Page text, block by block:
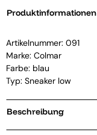
Produktinformationen
Artikelnummer: 091
Marke: Colmar
Farbe: blau
Typ: Sneaker low
Beschreibung